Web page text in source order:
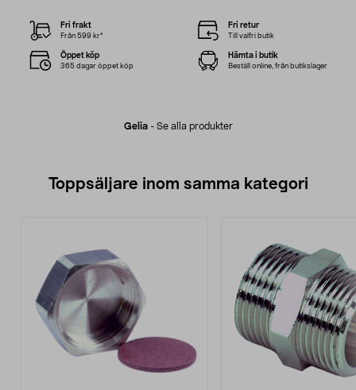
Gelia- Se alla produkter
Fri frakt
Från 599 kr*
Fri retur
Till valfri butik
Öppet köp
365 dagar öppet köp
Hämta i butik
Beställ online, från butikslager
Toppsäljare inom samma kategori